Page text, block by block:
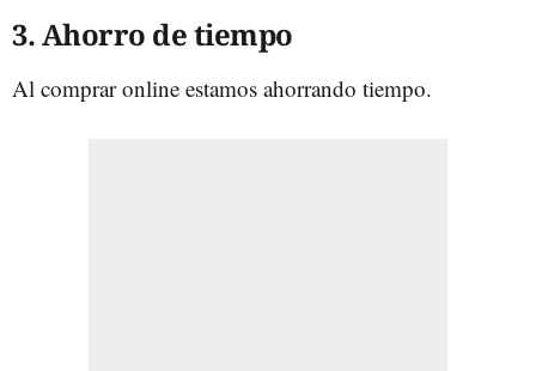
3. Ahorro de tiempo
Al comprar online estamos ahorrando tiempo.